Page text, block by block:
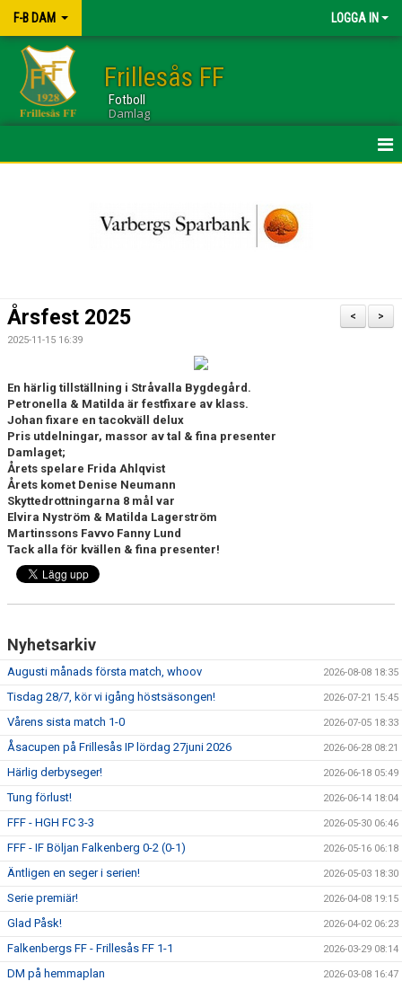
F-B DAM LOGGA IN
Frillesås FF
Fotboll
Damlag
GÄSTBOK
DOKUMENT
KONTAKT
MATCHER
MATCHREFERAT A-LAGET
MARATON MATCHER
SPELARRÅDET
>
<
Årsfest 2025
2025-11-15 16:39
En härlig tillställning i Stråvalla Bygdegård.
Petronella & Matilda är festfixare av klass.
Johan fixare en tacokväll delux
Pris utdelningar, massor av tal & fina presenter
Damlaget;
Årets spelare Frida Ahlqvist
Årets komet Denise Neumann
Skyttedrottningarna 8 mål var
Elvira Nyström & Matilda Lagerström
Martinssons Favvo Fanny Lund
Tack alla för kvällen & fina presenter!
Nyhetsarkiv
Augusti månads första match, whoov 2026-08-08 18:35
Tisdag 28/7, kör vi igång höstsäsongen! 2026-07-21 15:45
Vårens sista match 1-0 2026-07-05 18:33
Åsacupen på Frillesås IP lördag 27juni 2026 2026-06-28 08:21
Härlig derbyseger! 2026-06-18 05:49
Tung förlust! 2026-06-14 18:04
FFF - HGH FC 3-3 2026-05-30 06:46
FFF - IF Böljan Falkenberg 0-2 (0-1) 2026-05-16 06:18
Äntligen en seger i serien! 2026-05-03 18:30
Serie premiär! 2026-04-08 19:15
Glad Påsk! 2026-04-02 06:23
Falkenbergs FF - Frillesås FF 1-1 2026-03-29 08:14
DM på hemmaplan 2026-03-08 16:47